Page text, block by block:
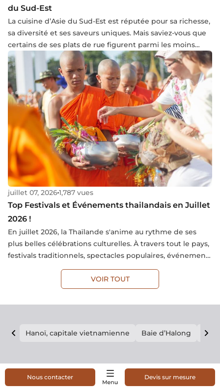
du Sud-Est
La cuisine d’Asie du Sud-Est est réputée pour sa richesse,
sa diversité et ses saveurs uniques. Mais saviez-vous que
certains de ses plats de rue figurent parmi les moins
bien notés par TasteAtlas ? Voici le classement.
juillet 07, 20261,787 vues
Top Festivals et Événements thailandais en Juillet
2026 !
En juillet 2026, la Thaïlande s'anime au rythme de ses
plus belles célébrations culturelles. À travers tout le pays,
festivals traditionnels, spectacles populaires, événements
familiaux et fêtes locales mettent à l'honneur un
patrimoine vivant et une diversité culturelle
exceptionnelle. Une période idéale pour s'immerger
dans les traditions thaïlandaises, partager des moments
VOIR TOUT
Nous contacter Devis sur mesure
Hanoï, capitale vietnamienne Baie d’Halong E
NOS CIRCUITS